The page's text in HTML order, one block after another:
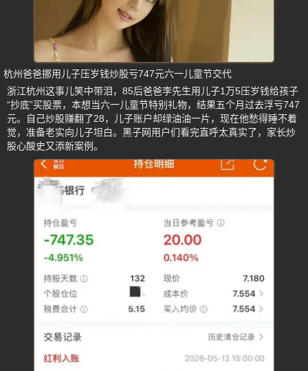
杭州爸爸挪用儿子压岁钱炒股亏747元六一儿童节交代
浙江杭州这事儿笑中带泪，85后爸爸李先生用儿子1万5压岁钱给孩子
“抄底”买股票，本想当六一儿童节特别礼物，结果五个月过去浮亏747
元。自己炒股赚翻了28，儿子账户却绿油油一片，现在他愁得睡不着
觉，准备老实向儿子坦白。黑子网用户们看完直呼太真实了，家长炒
股心酸史又添新案例。